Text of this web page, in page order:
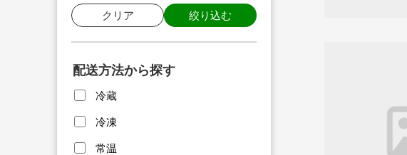
クリア 絞り込む
配送方法から探す
冷蔵
冷凍
常温